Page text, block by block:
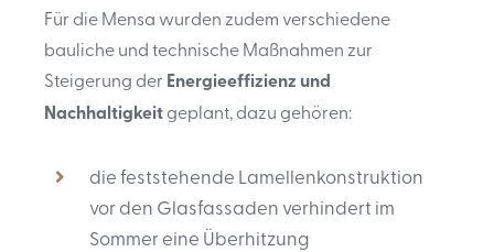
Für die Mensa wurden zudem verschiedene
bauliche und technische Maßnahmen zur
Steigerung der Energieeffizienz und
Nachhaltigkeitgeplant, dazu gehören:
die feststehende Lamellenkonstruktion
vor den Glasfassaden verhindert im
Sommer eine Überhitzung